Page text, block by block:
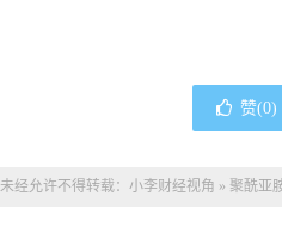
赞(0)
未经允许不得转载： 小李财经视角 » 聚酰亚